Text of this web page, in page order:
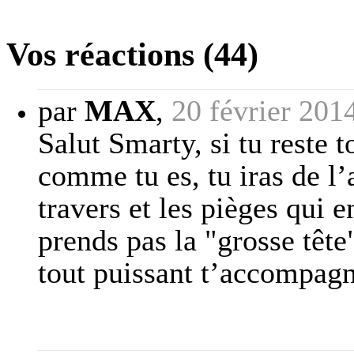
Vos réactions (44)
par MAX, 20 février
Salut Smarty, si tu reste
comme tu es, tu iras de
travers et les pièges qui
prends pas la "grosse
tout puissant